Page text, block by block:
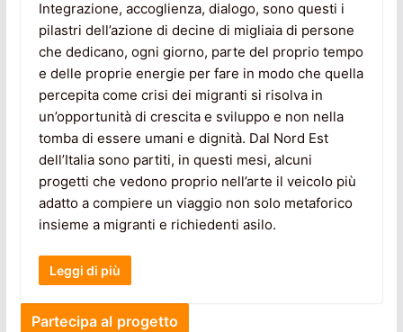
Integrazione, accoglienza, dialogo, sono questi i
pilastri dell’azione di decine di migliaia di persone
che dedicano, ogni giorno, parte del proprio tempo
e delle proprie energie per fare in modo che quella
percepita come crisi dei migranti si risolva in
un’opportunità di crescita e sviluppo e non nella
tomba di essere umani e dignità. Dal Nord Est
dell’Italia sono partiti, in questi mesi, alcuni
progetti che vedono proprio nell’arte il veicolo più
adatto a compiere un viaggio non solo metaforico
insieme a migranti e richiedenti asilo.
Leggi di più
Partecipa al progetto